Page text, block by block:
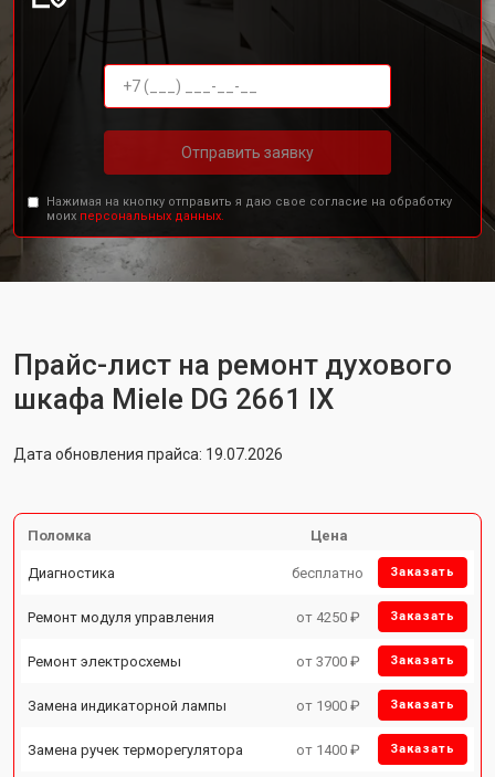
Отправить заявку
Нажимая на кнопку отправить я даю свое согласие на обработку
моих персональных данных.
Прайс-лист на ремонт духового
шкафа Miele DG 2661 IX
Дата обновления прайса: 19.07.2026
Поломка Цена
Диагностика бесплатно Заказать
Ремонт модуля управления от 4250 ₽ Заказать
Ремонт электросхемы от 3700 ₽ Заказать
Замена индикаторной лампы от 1900 ₽ Заказать
Замена ручек терморегулятора от 1400 ₽ Заказать